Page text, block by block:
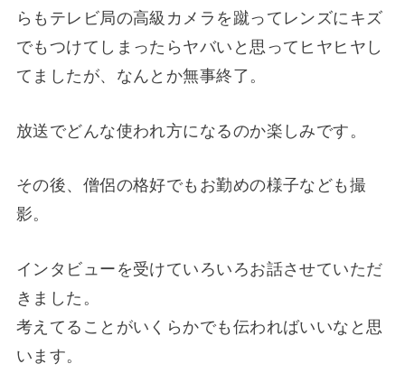
らもテレビ局の高級カメラを蹴ってレンズにキズ
でもつけてしまったらヤバいと思ってヒヤヒヤし
てましたが、なんとか無事終了。
放送でどんな使われ方になるのか楽しみです。
その後、僧侶の格好でもお勤めの様子なども撮
影。
インタビューを受けていろいろお話させていただ
きました。
考えてることがいくらかでも伝わればいいなと思
います。